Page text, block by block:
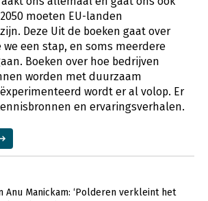
moeten EU-landen
Deze Uit de boeken gaat over
we een stap, en soms meerdere
Boeken over hoe bedrijven
worden met duurzaam
wordt er al volop. Er
en ervaringsverhalen.
Anu Manickam: ‘Polderen verkleint het